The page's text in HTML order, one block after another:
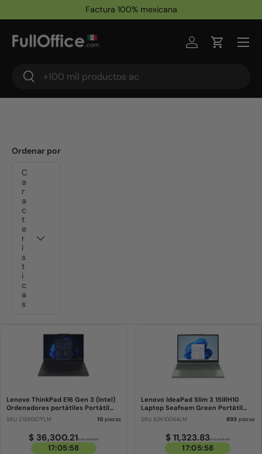
Ir al contenido
Factura 100% mexicana
Buscar
Buscar
Iniciar sesión
Carrito
Ordenar por
C
a
r
a
c
t
e
r
í
s
t
i
c
a
s
Lenovo ThinkPad E16 Gen 3 (Intel)
Ordenadores portátiles Portátil
Negro 40,6 cm
SKU 21SR007FLM 10piezas
$ 36,300.21$ 41,438.59
17:05:58
Lenovo IdeaPad Slim 3 15IRH10
Laptop Seafoam Green Portátil
Verde Concha
SKU 83K1004ALM 893 piezas
$ 11,323.83$ 12,926.75
17:05:58